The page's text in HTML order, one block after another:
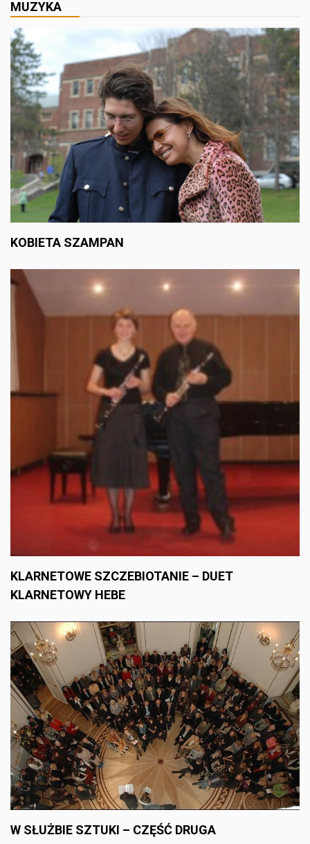
MUZYKA
KOBIETA SZAMPAN
KLARNETOWE SZCZEBIOTANIE – DUET
KLARNETOWY HEBE
W SŁUŻBIE SZTUKI – CZĘŚĆ DRUGA